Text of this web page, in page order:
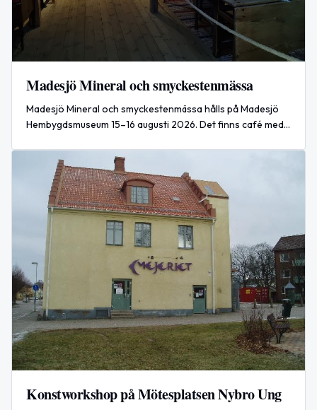
Madesjö Mineral och smyckestenmässa
Madesjö Mineral och smyckestenmässa hålls på Madesjö
Hembygdsmuseum 15–16 augusti 2026. Det finns café med
Konstworkshop på Mötesplatsen Nybro Ung